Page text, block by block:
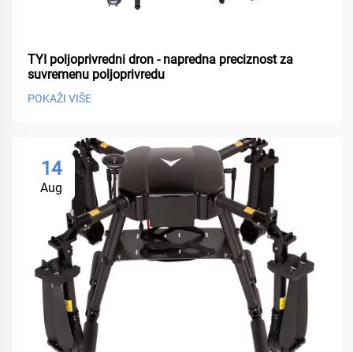
TYI poljoprivredni dron - napredna preciznost za
suvremenu poljoprivredu
POKAŽI VIŠE
14
Aug